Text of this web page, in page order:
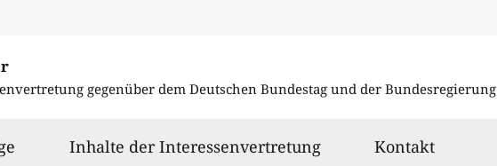
gegenüber dem Deutschen Bundestag und der Bundesregierung
ausgewähltInhalte der Interessenvertretung Kontakt